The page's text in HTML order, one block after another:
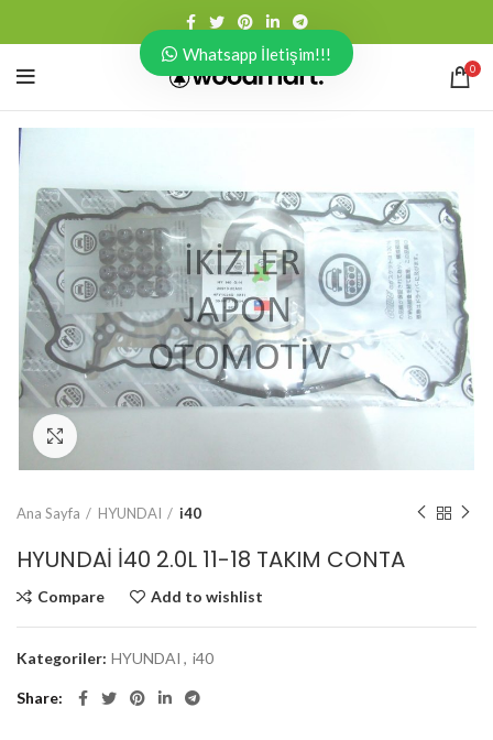
0
Ana Sayfa HYUNDAI i40
HYUNDAİ İ40 2.0L 11-18 TAKIM CONTA
Compare Add to wishlist
Kategoriler: HYUNDAI , i40
Share
Whatsapp İletişim!!!